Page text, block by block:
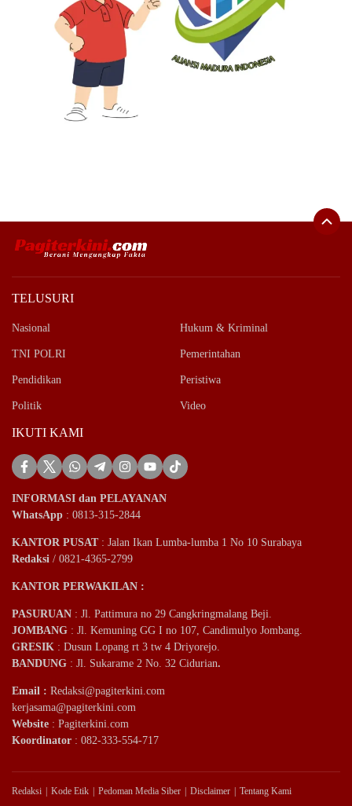
TELUSURI
Nasional Hukum & Kriminal
TNI POLRI Pemerintahan
Pendidikan Peristiwa
Politik Video
IKUTI KAMI
INFORMASI dan PELAYANAN
WhatsApp : 0813-315-2844
KANTOR PUSAT: Jalan Ikan Lumba-lumba 1 No 10 Surabaya
Redaksi / 0821-4365-2799
KANTOR PERWAKILAN :
PASURUAN : Jl. Pattimura no 29 Cangkringmalang Beji.
JOMBANG : Jl. Kemuning GG I no 107, Candimulyo Jombang.
GRESIK : Dusun Lopang rt 3 tw 4 Driyorejo.
BANDUNG : Jl. Sukarame 2 No. 32 Cidurian.
Email : Redaksi@pagiterkini.com
kerjasama@pagiterkini.com
Website : Pagiterkini.com
Koordinator : 082-333-554-717
Redaksi Kode Etik Pedoman Media Siber Disclaimer Tentang Kami